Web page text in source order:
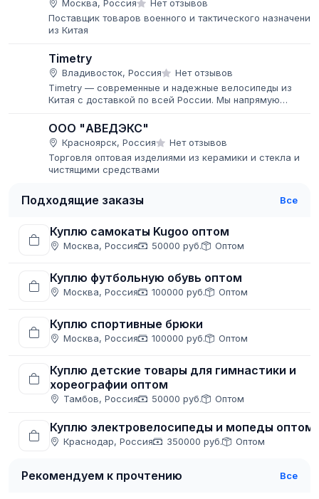
Москва, Россия
Нет отзывов
Поставщик товаров военного и тактического назначения
из Китая
Timetry
Владивосток, Россия
Нет отзывов
Timetry — современные и надежные велосипеды из
Китая с доставкой по всей России. Мы напрямую
официальным представителем бренда...
ООО "АВЕДЭКС"
Красноярск, Россия
Нет отзывов
Торговля оптовая изделиями из керамики и стекла и
чистящими средствами
Подходящие заказы Все
Куплю самокаты Kugoo оптом
Москва, Россия 50000 руб. Оптом
Куплю футбольную обувь оптом
Москва, Россия 100000 руб. Оптом
Куплю спортивные брюки
Москва, Россия 100000 руб. Оптом
Куплю детские товары для гимнастики и
хореографии оптом
Тамбов, Россия 50000 руб. Оптом
Куплю электровелосипеды и мопеды оптом
Краснодар, Россия 350000 руб. Оптом
Рекомендуем к прочтению Все